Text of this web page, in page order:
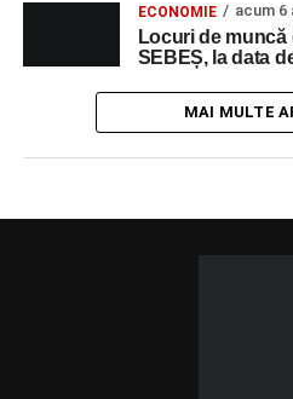
ECONOMIE acum 6
Locuri de
SEBEȘ, la data
MAI MULTE